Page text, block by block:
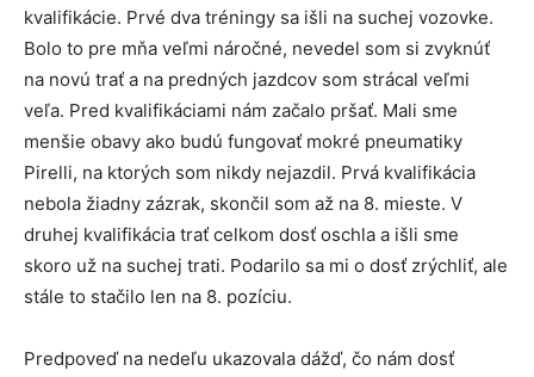
kvalifikácie. Prvé dva tréningy sa išli na suchej vozovke.
Bolo to pre mňa veľmi náročné, nevedel som si zvyknúť
na novú trať a na predných jazdcov som strácal veľmi
veľa. Pred kvalifikáciami nám začalo pršať. Mali sme
menšie obavy ako budú fungovať mokré pneumatiky
Pirelli, na ktorých som nikdy nejazdil. Prvá kvalifikácia
nebola žiadny zázrak, skončil som až na 8. mieste. V
druhej kvalifikácia trať celkom dosť oschla a išli sme
skoro už na suchej trati. Podarilo sa mi o dosť zrýchliť, ale
stále to stačilo len na 8. pozíciu.
Predpoveď na nedeľu ukazovala dážď, čo nám dosť